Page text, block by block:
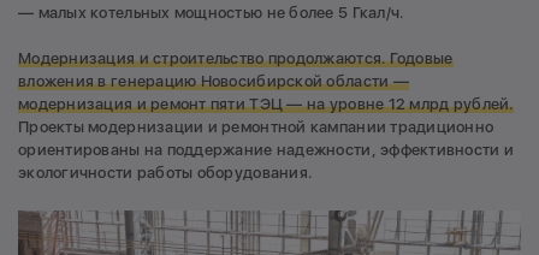
— малых котельных мощностью не более 5 Гкал/ч.
Модернизация и строительство продолжаются. Годовые
вложения в генерацию Новосибирской области —
модернизация и ремонт пяти ТЭЦ — на уровне 12 млрд рублей.
Проекты модернизации и ремонтной кампании традиционно
ориентированы на поддержание надежности, эффективности и
экологичности работы оборудования.